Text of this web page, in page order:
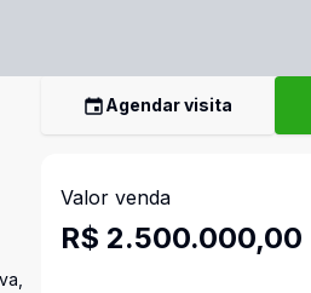
Agendar visita
Valor venda
R$ 2.500.000,00